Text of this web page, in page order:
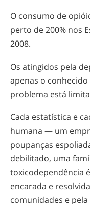
O consumo de
perto de 200% nos
2008.
Os atingidos pela
apenas o
problema está
Cada estatística e
humana — um
poupanças
debilitado, uma
toxicodependência
encarada e
comunidades e